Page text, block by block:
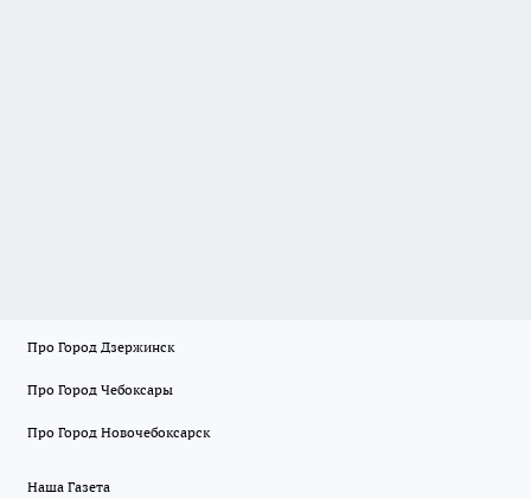
Про Город Дзержинск
Про Город Чебоксары
Про Город Новочебоксарск
Наша Газета